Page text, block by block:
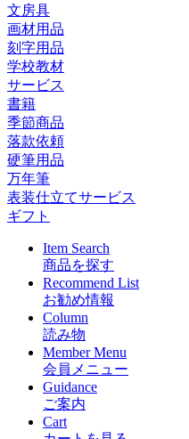
文房具
画材用品
刻字用品
学校教材
サービス
書籍
季節商品
落款依頼
硬筆用品
万年筆
表装仕立てサービス
ギフト
Item Search
商品を探す
Recommend List
お勧め情報
Column
読み物
Member Menu
会員メニュー
Guidance
ご案内
Cart